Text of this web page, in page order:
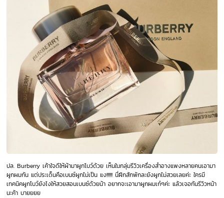
ปล. Burberry เค้าใจดีให้ผ้ามาผูกโบว์ด้วย เห็นในกลุ่มรีวิวเครื่องสำอางแพงหลายคนเอามา
ผูกผมกัน แต่ประเด็นคือเบนซ์ผูกไม่เป็น แง!!!!!! นี่ฝึกสักพักละยังผูกไม่สวยเลยค่ะ ใครมี
เทคนิคผูกโบว์ยังไงให้สวยสอนเบนซ์ด้วยน้า อยากจะเอามาผูกผมเก๋ๆค่ะ แล้วเจอกันรีวิวหน้า
นะค้า บายยยย